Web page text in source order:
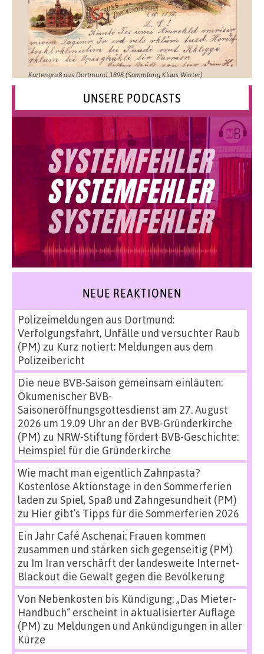
Kartengruß aus Dortmund 1898 (Sammlung Klaus Winter)
UNSERE PODCASTS
NEUE REAKTIONEN
Polizeimeldungen aus Dortmund:
Verfolgungsfahrt, Unfälle und versuchter Raub
(PM) zu Kurz notiert: Meldungen aus dem
Polizeibericht
Die neue BVB-Saison gemeinsam einläuten:
Ökumenischer BVB-
Saisoneröffnungsgottesdienst am 27. August
2026 um 19.09 Uhr an der BVB-Gründerkirche
(PM) zu NRW-Stiftung fördert BVB-Geschichte:
Heimspiel für die Gründerkirche
Wie macht man eigentlich Zahnpasta?
Kostenlose Aktionstage in den Sommerferien
laden zu Spiel, Spaß und Zahngesundheit (PM)
zu Hier gibt’s Tipps für die Sommerferien 2026
Ein Jahr Café Aschenai: Frauen kommen
zusammen und stärken sich gegenseitig (PM)
zu Im Iran verschärft der landesweite Internet-
Blackout die Gewalt gegen die Bevölkerung
Von Nebenkosten bis Kündigung: „Das Mieter-
Handbuch“ erscheint in aktualisierter Auflage
(PM) zu Meldungen und Ankündigungen in aller
Kürze